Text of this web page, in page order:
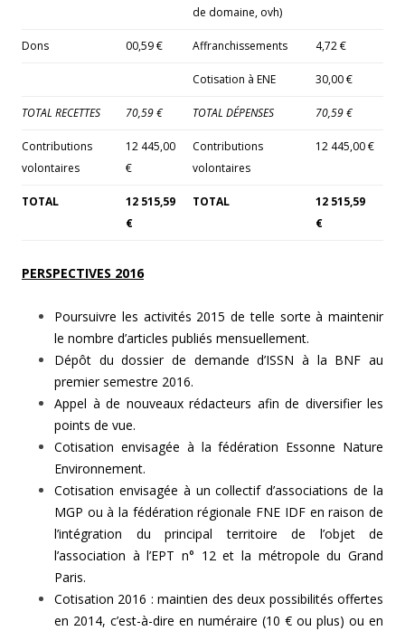
de domaine, ovh)
Dons 00,59 € Affranchissements 4,72 €
Cotisation à ENE 30,00 €
TOTAL RECETTES 70,59 € TOTAL DÉPENSES 70,59 €
Contributions
volontaires
12 445,00
€
Contributions
volontaires
12 445,00 €
TOTAL
12 515,59
€
TOTAL
12 515,59
€
PERSPECTIVES 2016
Poursuivre les activités 2015 de telle sorte à maintenir
le nombre d’articles publiés mensuellement.
Dépôt du dossier de demande d’ISSN à la BNF au
premier semestre 2016.
Appel à de nouveaux rédacteurs afin de diversifier les
points de vue.
Cotisation envisagée à la fédération Essonne Nature
Environnement.
Cotisation envisagée à un collectif d’associations de la
MGP ou à la fédération régionale FNE IDF en raison de
l’intégration du principal territoire de l’objet de
l’association à l’EPT n° 12 et la métropole du Grand
Paris.
Cotisation 2016 : maintien des deux possibilités offertes
en 2014, c’est-à-dire en numéraire (10 € ou plus) ou en